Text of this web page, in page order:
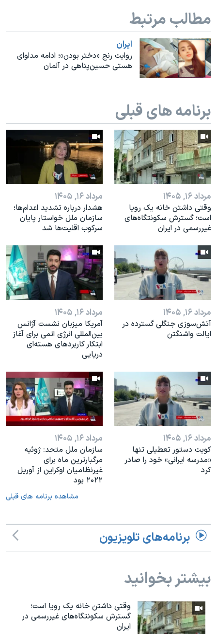
نرگس محمدی برنده جایزه نوبل صلح
همایش محافظه‌کاران آمریکا «سی‌پک»
صفحه‌های ویژه
سفر پرزیدنت ترامپ به چین
مطالب مرتبط
ايران
روایت رنج «دختر بودن»؛ ادامه مداوای
هستی حسین‌پناهی در آلمان
برنامه های قبلی
مرداد ۱۶, ۱۴۰۵
وقتی داشتن خانه یک رویا
است؛ گسترش سکونتگاه‌های
غیررسمی در ایران
مرداد ۱۶, ۱۴۰۵
هشدار درباره تشدید اعدام‌ها؛
سازمان ملل خواستار پایان
سرکوب اقلیت‌ها شد
مرداد ۱۶, ۱۴۰۵
آتش‌سوزی جنگلی گسترده در
ایالت واشنگتن
مرداد ۱۶, ۱۴۰۵
آمریکا میزبان نشست آژانس
بین‌المللی انرژی اتمی برای آغاز
ابتکار کاربردهای هسته‌ای
دریایی
مرداد ۱۶, ۱۴۰۵
کویت دستور تعطیلی تنها
«مدرسه ایرانی» خود را صادر
کرد
مرداد ۱۶, ۱۴۰۵
سازمان ملل متحد: ژوئیه
مرگبارترین ماه برای
غیرنظامیان اوکراین از آوریل
۲۰۲۲ بود
مشاهده برنامه های قبلی
برنامه‌های تلویزیون
بیشتر بخوانید
وقتی داشتن خانه یک رویا است؛
گسترش سکونتگاه‌های غیررسمی در
ایران